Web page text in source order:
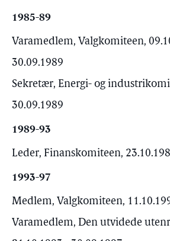
1985-89
Varamedlem, Valgkomiteen,
30.09.1989
Sekretær, Energi- og
30.09.1989
1989-93
Leder, Finanskomiteen,
1993-97
Medlem, Valgkomiteen,
Varamedlem, Den utvidede